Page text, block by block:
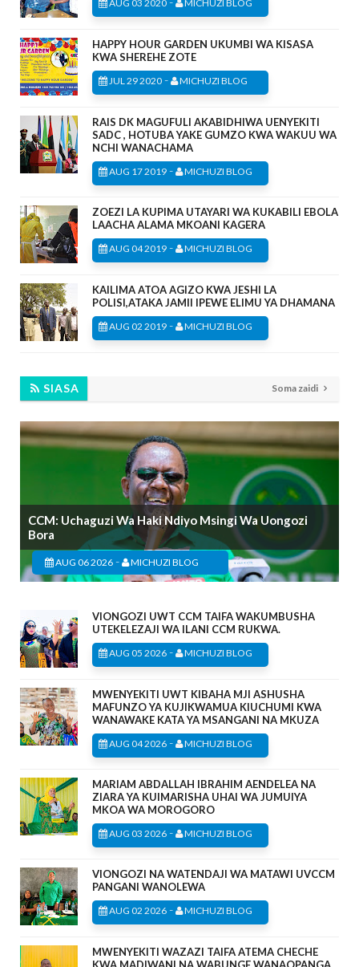
AUG 03 2020 MICHUZI BLOG
HAPPY HOUR GARDEN UKUMBI WA KISASA
KWA SHEREHE ZOTE
JUL 29 2020 - MICHUZI BLOG
RAIS DK MAGUFULI AKABIDHIWA UENYEKITI
SADC , HOTUBA YAKE GUMZO KWA WAKUU WA
NCHI WANACHAMA
AUG 17 2019 - MICHUZI BLOG
ZOEZI LA KUPIMA UTAYARI WA KUKABILI EBOLA
LAACHA ALAMA MKOANI KAGERA
AUG 04 2019 - MICHUZI BLOG
KAILIMA ATOA AGIZO KWA JESHI LA
POLISI,ATAKA JAMII IPEWE ELIMU YA DHAMANA
AUG 02 2019 - MICHUZI BLOG
SIASA Soma zaidi
CCM: Uchaguzi Wa Haki Ndiyo Msingi Wa Uongozi
Bora
AUG 06 2026 - MICHUZI BLOG
VIONGOZI UWT CCM TAIFA WAKUMBUSHA
UTEKELEZAJI WA ILANI CCM RUKWA.
AUG 05 2026 - MICHUZI BLOG
MWENYEKITI UWT KIBAHA MJI ASHUSHA
MAFUNZO YA KUJIKWAMUA KIUCHUMI KWA
WANAWAKE KATA YA MSANGANI NA MKUZA
AUG 04 2026 - MICHUZI BLOG
MARIAM ABDALLAH IBRAHIM AENDELEA NA
ZIARA YA KUIMARISHA UHAI WA JUMUIYA
MKOA WA MOROGORO
AUG 03 2026 - MICHUZI BLOG
VIONGOZI NA WATENDAJI WA MATAWI UVCCM
PANGANI WANOLEWA
AUG 02 2026 - MICHUZI BLOG
MWENYEKITI WAZAZI TAIFA ATEMA CHECHE